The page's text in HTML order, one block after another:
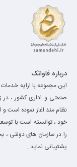
درباره فاواتک
این مجموعه با ارایه
صنعتی و اداری کشور ،
نظام مند اغاز نموده است
خود ، توانسته است با
را در سازمان های دولتی
پشتیبانی نماید .